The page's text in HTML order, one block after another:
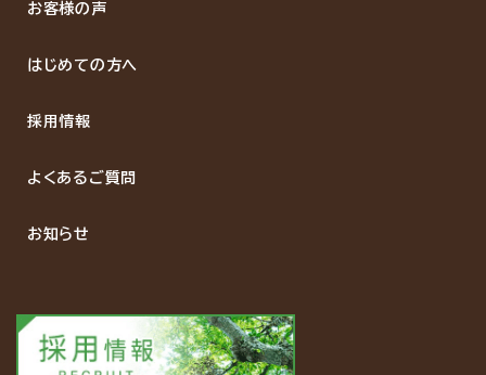
お客様の声
はじめての方へ
採用情報
よくあるご質問
お知らせ